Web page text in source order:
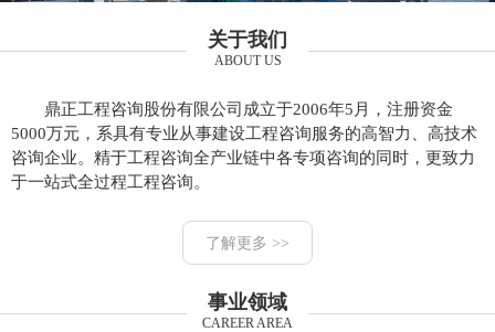
关于我们
ABOUT US
鼎正工程咨询股份有限公司成立于2006年5月，注册资金
5000万元，系具有专业从事建设工程咨询服务的高智力、高技术
咨询企业。精于工程咨询全产业链中各专项咨询的同时，更致力
于一站式全过程工程咨询。
了解更多 >>
事业领域
CAREER AREA